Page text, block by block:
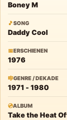
Boney M
🎵SONG
Daddy Cool
📅ERSCHIENEN
1976
🎼GENRE / DEKADE
1971 - 1980
💿ALBUM
Take the Heat